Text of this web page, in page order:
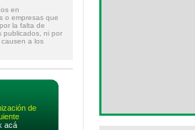
en
o empresas que
la falta de
publicados, ni por
a los
de
acá